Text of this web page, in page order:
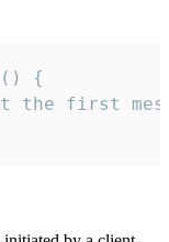
{
the first